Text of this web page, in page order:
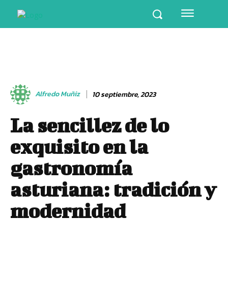
Alfredo Muñiz 10 septiembre, 2023
La sencillez de lo
exquisito en la
gastronomía
asturiana: tradición y
modernidad